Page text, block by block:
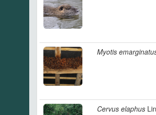
Myotis
Cervus elaphus